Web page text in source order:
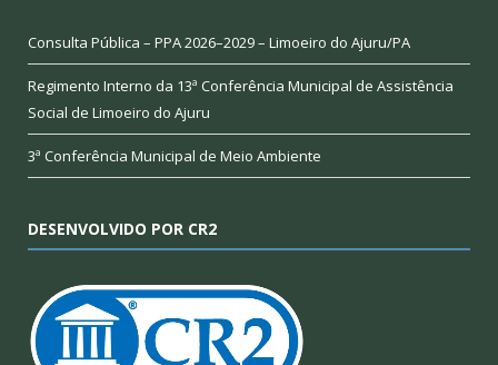
Consulta Pública – PPA 2026–2029 – Limoeiro do Ajuru/PA
Regimento Interno da 13ª Conferência Municipal de Assistência
Social de Limoeiro do Ajuru
3ª Conferência Municipal de Meio Ambiente
DESENVOLVIDO POR CR2